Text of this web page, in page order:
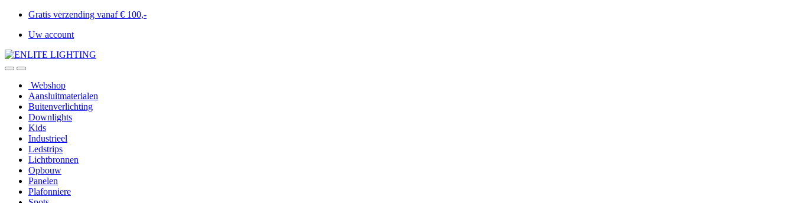
Gratis verzending vanaf € 100,-
Uw account
Webshop
Aansluitmaterialen
Buitenverlichting
Downlights
Kids
Industrieel
Ledstrips
Lichtbronnen
Opbouw
Panelen
Plafonniere